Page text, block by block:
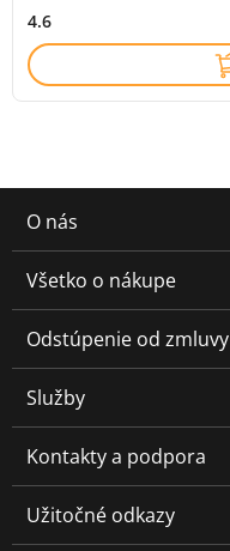
4.6
O nás
Všetko o nákupe
Odstúpenie od zmluvy
Služby
Kontakty a podpora
Užitočné odkazy